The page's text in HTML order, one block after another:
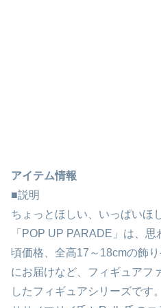
アイテム情報
■説明
ちょっとほしい、いっぱいほ
「POP UP PARADE」は、
頃価格、全高17～18cmの飾
にお届けなど、フィギュアフ
したフィギュアシリーズです。